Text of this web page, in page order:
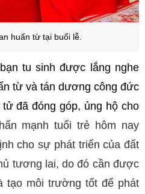
huấn từ tại buổi lễ.
tu sinh được lắng nghe
từ và tán dương công đức
đã đóng góp, ủng hộ cho
mạnh tuổi trẻ hôm nay
cho sự phát triển của đất
tương lai, do đó cần được
tạo môi trường tốt để phát